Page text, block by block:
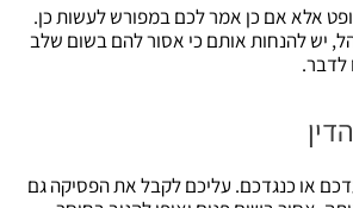
אלא אם כן אמר לכם במפורש לעשות כן.
יש להנחות אותם כי אסור להם בשום שלב
לדבר.
או כנגדכם. עליכם לקבל את הפסיקה גם